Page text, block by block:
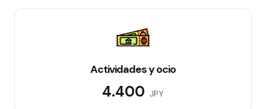
Actividades y ocio
4.400 JPY